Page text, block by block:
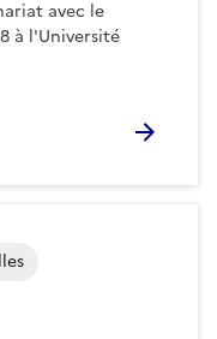
avec le
à l'Université